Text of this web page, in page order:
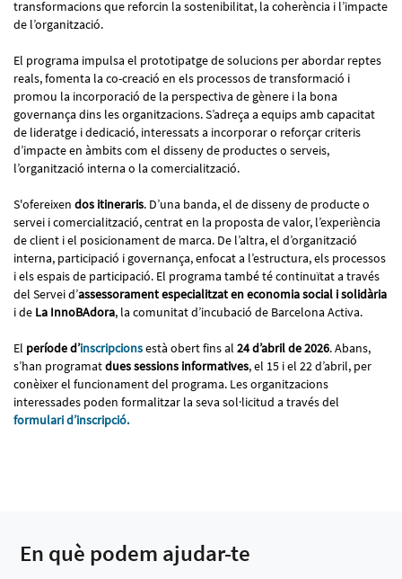
transformacions que reforcin la sostenibilitat, la coherència i l’impacte
de l’organització.
El programa impulsa el prototipatge de solucions per abordar reptes
reals, fomenta la co-creació en els processos de transformació i
promou la incorporació de la perspectiva de gènere i la bona
governança dins les organitzacions. S’adreça a equips amb capacitat
de lideratge i dedicació, interessats a incorporar o reforçar criteris
d’impacte en àmbits com el disseny de productes o serveis,
l’organització interna o la comercialització.
S'ofereixen dos itineraris. D’una banda, el de disseny de producte o
servei i comercialització, centrat en la proposta de valor, l’experiència
de client i el posicionament de marca. De l’altra, el d’organització
interna, participació i governança, enfocat a l’estructura, els processos
i els espais de participació. El programa també té continuïtat a través
del Servei d’assessorament especialitzat en economia social i solidària
i de La InnoBAdora, la comunitat d’incubació de Barcelona Activa.
El període d’inscripcionsestà obert fins al 24 d’abril de 2026. Abans,
s’han programatdues sessions informatives, el 15 i el 22 d’abril, per
conèixer el funcionament del programa. Les organitzacions
interessades poden formalitzar la seva sol·licitud a través del
formulari d’inscripció.
En què podem ajudar-te